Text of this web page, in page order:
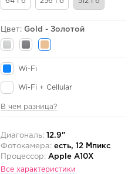
Цвет: Gold - Золотой
Wi-Fi
Wi-Fi + Cellular
В чем разница?
Диагональ:
12.9"
Фотокамера: есть, 12 Мпикс
Процессор: Apple A10X
Все характеристики